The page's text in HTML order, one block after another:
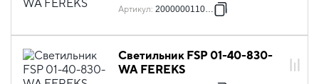
Артикул: 2000000110424
Светильник FSP 01-40-830-
WA FEREKS